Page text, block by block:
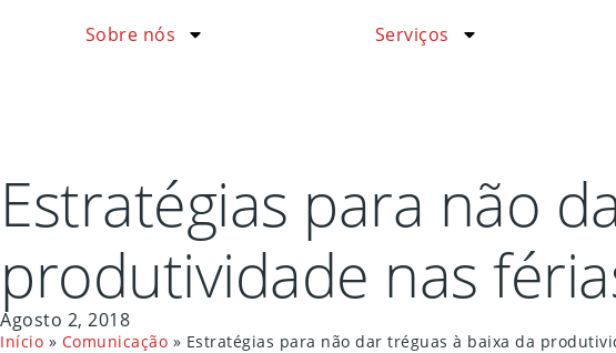
Sobre nós Serviços
Estratégias para não
produtividade nas
Agosto 2, 2018
Início » Comunicação » Estratégias para não dar tréguas à baixa da